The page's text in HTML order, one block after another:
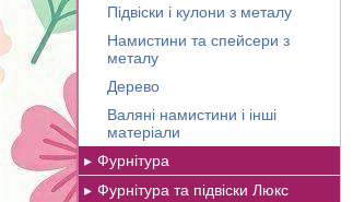
Підвіски і кулони з металу
Намистини та спейсери з
металу
Дерево
Валяні намистини і інші
матеріали
Фурнітура
Фурнітура та підвіски Люкс